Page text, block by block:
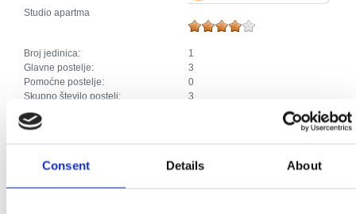
Consent Details About
Studio apartma
Broj jedinica:
1
Glavne postelje:
3
Pomoćne postelje:
0
Skupno število postelj:
3
Dodaci:
Pralni stroj